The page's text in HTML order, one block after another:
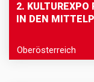
2. KULTUREXPO
IN DEN
Oberösterreich